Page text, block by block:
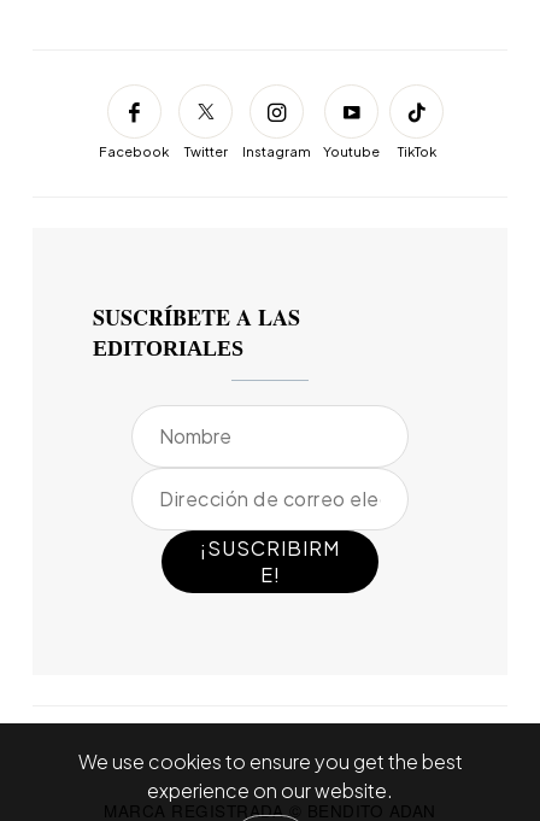
Facebook Twitter Instagram Youtube TikTok
SUSCRÍBETE A LAS
EDITORIALES
MARCA REGISTRADA © BENDITO ADAN
We use cookies to ensure you get the best
experience on our website.